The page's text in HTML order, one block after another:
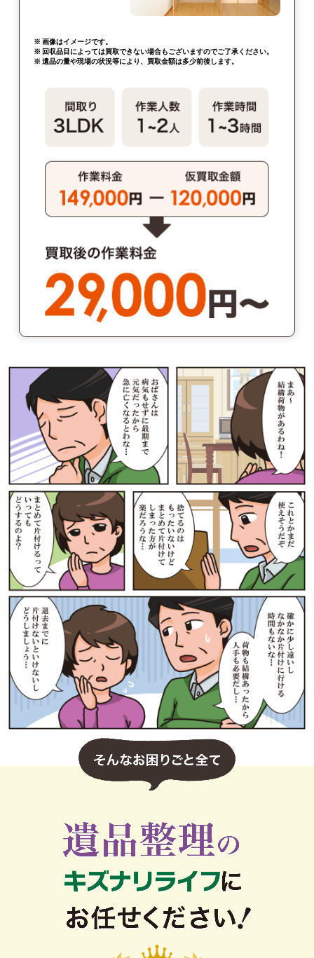
※ 画像はイメージです。
※ 回収品目によっては買取できない場合もございますのでご了承ください。
※ 遺品の量や現場の状況等により、買取金額は多少前後します。